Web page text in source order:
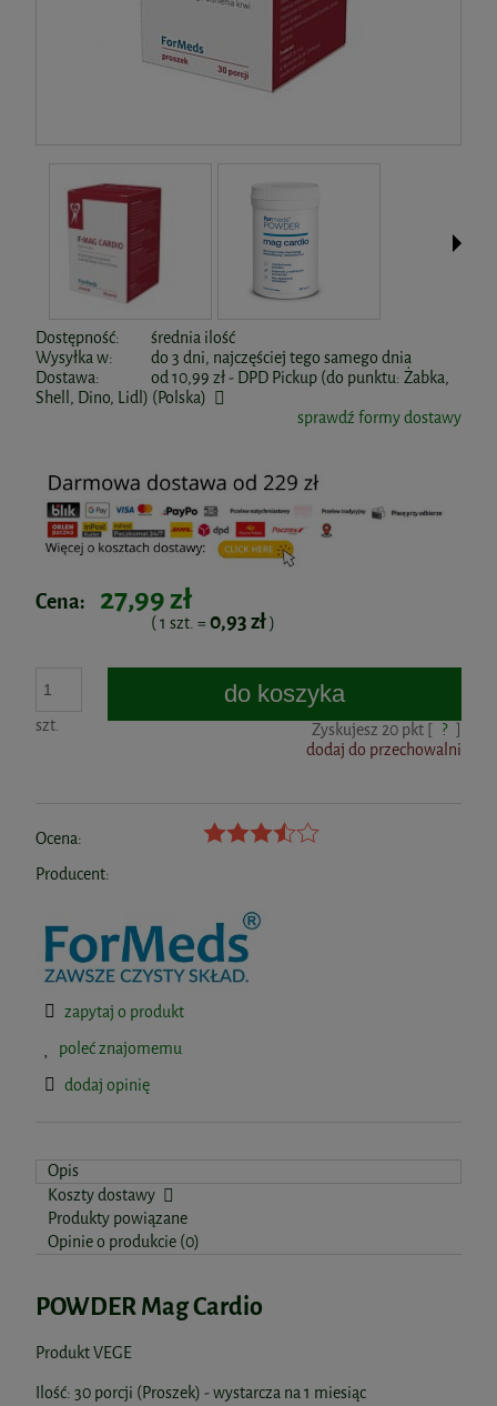
Dostępność:
średnia ilość
Wysyłka w:
do 3 dni, najczęściej tego samego dnia
Dostawa:
od 10,99 zł- DPD Pickup (do punktu: Żabka,
Shell, Dino, Lidl) (Polska)
sprawdź formy dostawy
Cena: 27,99 zł
( 1 szt. = 0,93 zł)
szt.
do koszyka
Zyskujesz 20pkt [ ? ]
dodaj do przechowalni
Ocena:
Producent:
zapytaj o produkt
poleć znajomemu
dodaj opinię
Opis
Koszty dostawy
Produkty powiązane
Opinie o produkcie (0)
POWDER Mag Cardio
Produkt VEGE
Ilość: 30 porcji (Proszek) - wystarcza na 1 miesiąc